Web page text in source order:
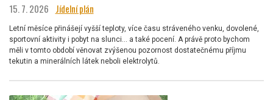
15. 7. 2026 Jídelní plán
Letní měsíce přinášejí vyšší teploty, více času stráveného venku, dovolené,
sportovní aktivity i pobyt na slunci… a také pocení. A právě proto bychom
měli v tomto období věnovat zvýšenou pozornost dostatečnému příjmu
tekutin a minerálních látek neboli elektrolytů.